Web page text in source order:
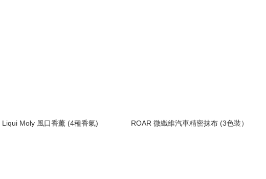
Liqui Moly 風口香薰 (4種香氣) ROAR 微纖維汽車精密抹布 (3色裝）